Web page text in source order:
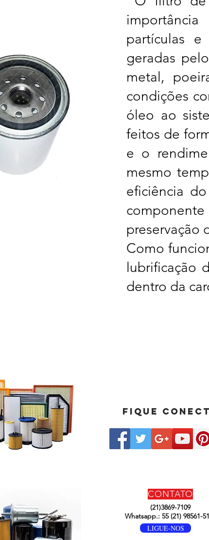
partículas e
geradas
metal,
condições
óleo ao
feitos de
e o
mesmo
eficiência
preservação
Como
lubrificação
dentro da
Fique
CONTATO
(21)3869-7109
Whatsapp.: 55 (21) 98561-
LIGUE-NOS